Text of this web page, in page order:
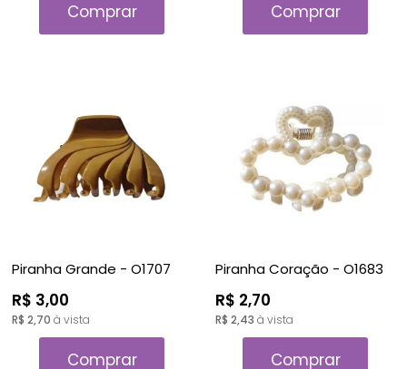
Comprar Comprar
Piranha Grande - O1707
R$ 3,00
R$ 2,70 à vista
Comprar
Piranha Coração - O1683
R$ 2,70
R$ 2,43 à vista
Comprar